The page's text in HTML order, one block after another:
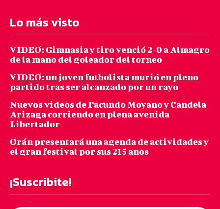
Lo más visto
VIDEO: Gimnasia y tiro venció 2-0 a Almagro
de la mano del goleador del torneo
VIDEO: un joven futbolista murió en pleno
partido tras ser alcanzado por un rayo
Nuevos videos de Facundo Moyano y Candela
Arizaga corriendo en plena avenida
Libertador
Orán presentará una agenda de actividades y
el gran festival por sus 215 años
¡Suscribite!